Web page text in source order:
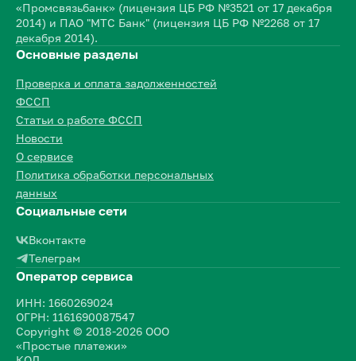
«Промсвязьбанк» (лицензия ЦБ РФ №3521 от 17 декабря
2014) и ПАО "МТС Банк" (лицензия ЦБ РФ №2268 от 17
декабря 2014).
Основные разделы
Проверка и оплата задолженностей
ФССП
Статьи о работе ФССП
Новости
О сервисе
Политика обработки персональных
данных
Социальные сети
Вконтакте
Телеграм
Оператор сервиса
ИНН: 1660269024
ОГРН: 1161690087547
Copyright © 2018-2026 ООО
«Простые платежи»